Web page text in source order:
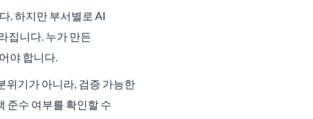
. 하지만 부서별로 AI
집니다. 누가 만든
야 합니다.
위기가 아니라, 검증 가능한
준수 여부를 확인할 수